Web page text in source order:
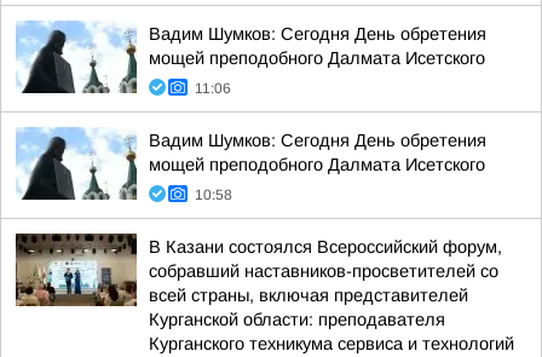
Вадим Шумков: Сегодня День обретения
мощей преподобного Далмата Исетского
11:06
Вадим Шумков: Сегодня День обретения
мощей преподобного Далмата Исетского
10:58
В Казани состоялся Всероссийский форум,
собравший наставников-просветителей со
всей страны, включая представителей
Курганской области: преподавателя
Курганского техникума сервиса и технологий